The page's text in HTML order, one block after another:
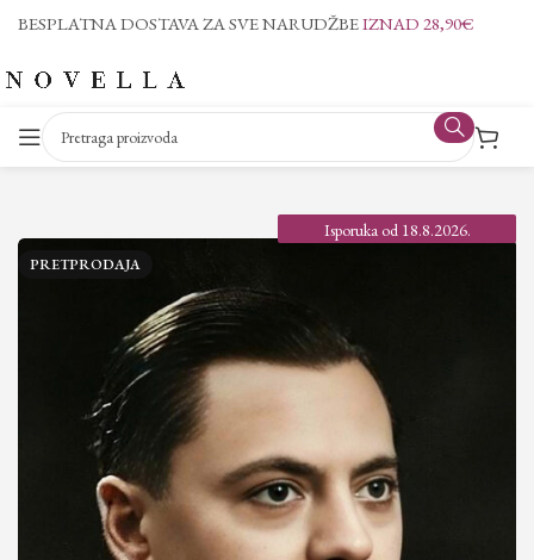
BESPLATNA DOSTAVA ZA SVE NARUDŽBEIZNAD 28,90€
Isporuka od 18.8.2026.
PRETPRODAJA